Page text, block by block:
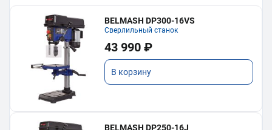
BELMASH DP300-16VS
Сверлильный станок
43 990 ₽
В корзину
BELMASH DP250-16J